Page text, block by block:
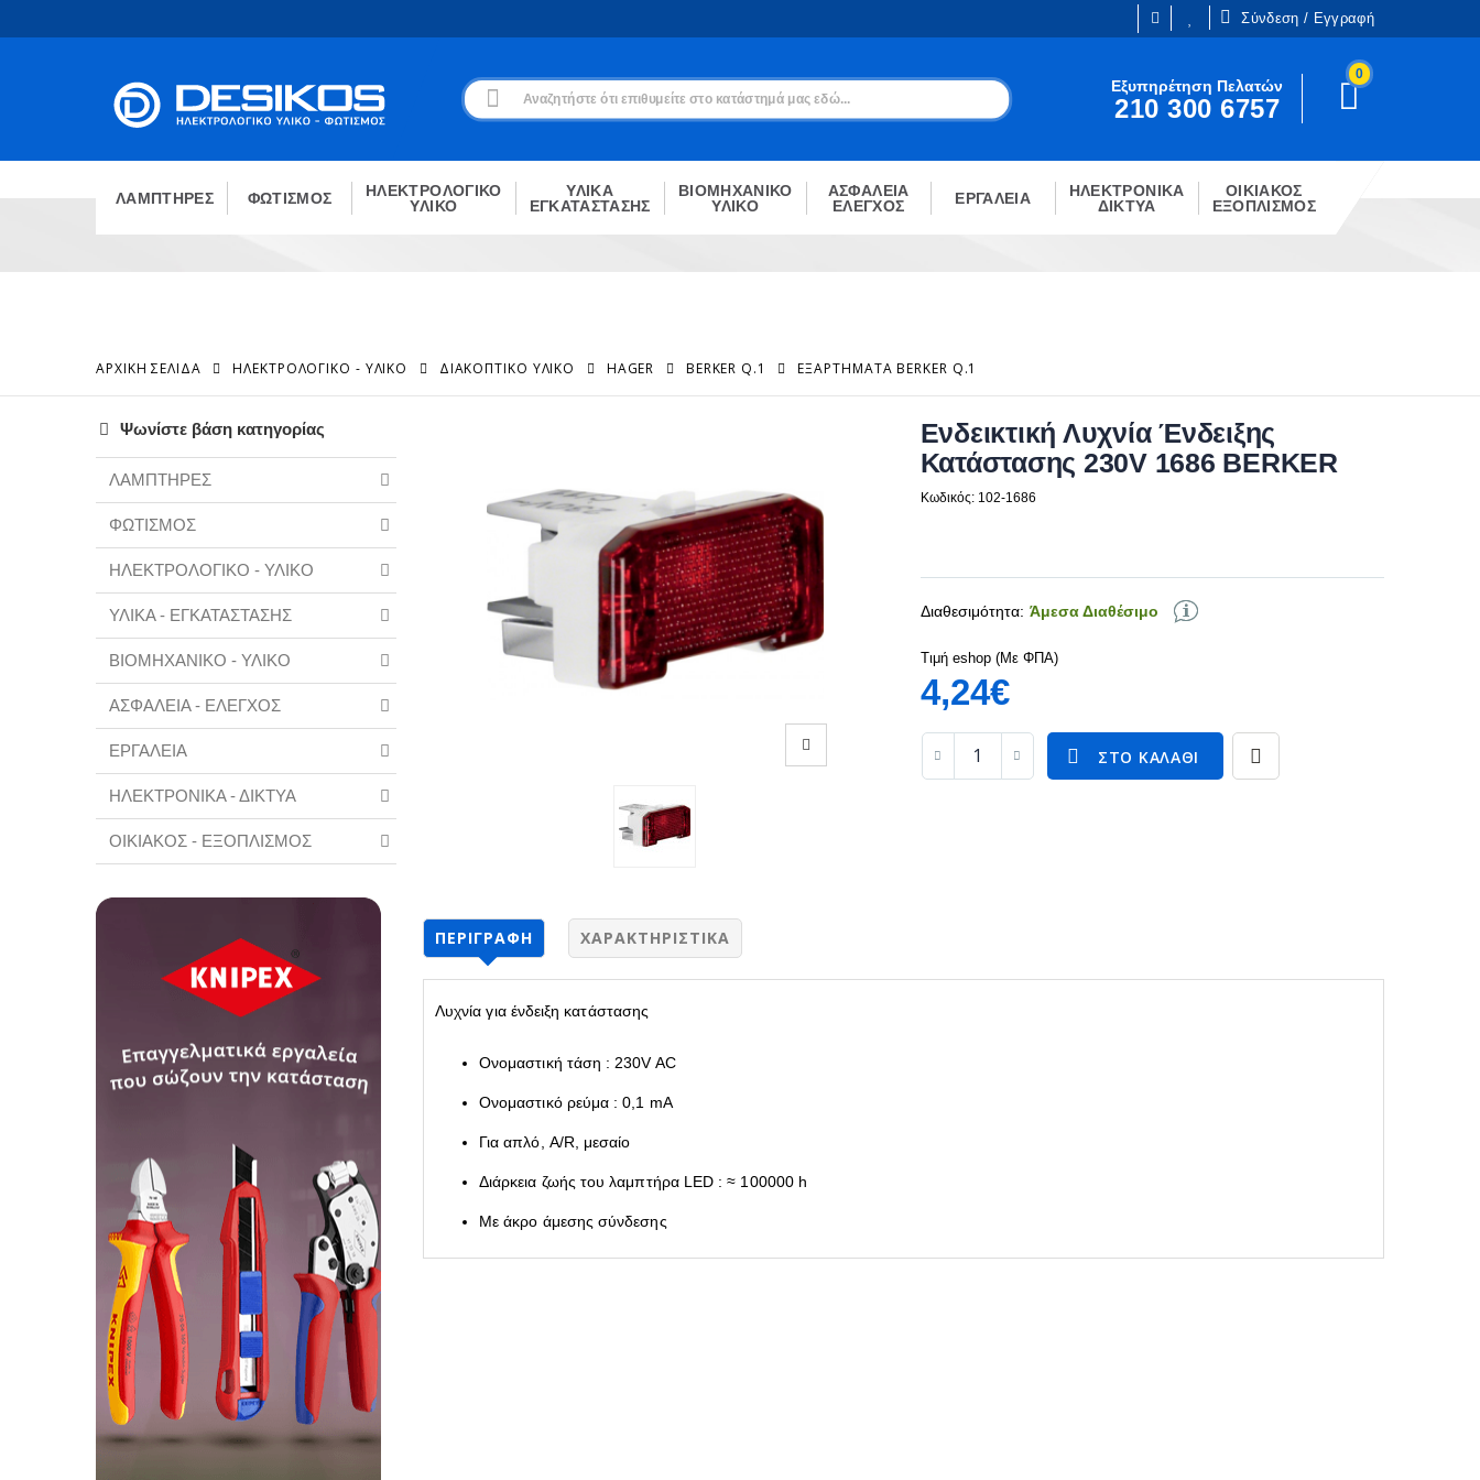
Σύνδεση / Εγγραφή
Εγγραφή
Δεν είσαι μέλος;
ΕΓΓΡΑΦΉ
Είμαι ήδη πελάτης
ΣΎΝΔΕΣΗ
Εξυπηρέτηση Πελατών
210 300 6757
0
ΛΑΜΠΤΗΡΕΣ ΦΩΤΙΣΜΟΣ
ΗΛΕΚΤΡΟΛΟΓΙΚΟ
ΥΛΙΚΟ
ΥΛΙΚΑ
ΕΓΚΑΤΑΣΤΑΣΗΣ
ΒΙΟΜΗΧΑΝΙΚΟ
ΥΛΙΚΟ
ΑΣΦΑΛΕΙΑ
ΕΛΕΓΧΟΣ
ΕΡΓΑΛΕΙΑ
ΗΛΕΚΤΡΟΝΙΚΑ
ΔΙΚΤΥΑ
ΟΙΚΙΑΚΟΣ
ΕΞΟΠΛΙΣΜΟΣ
ΑΡΧΙΚΉ ΣΕΛΊΔΑ ΗΛΕΚΤΡΟΛΟΓΙΚΟ - ΥΛΙΚΟ ΔΙΑΚΟΠΤΙΚΌ ΥΛΙΚΌ HAGER BERKER Q.1 ΕΞΑΡΤΉΜΑΤΑ BERKER Q.1
Ψωνίστε βάση κατηγορίας
ΛΑΜΠΤΗΡΕΣ
ΦΩΤΙΣΜΟΣ
ΗΛΕΚΤΡΟΛΟΓΙΚΟ - ΥΛΙΚΟ
ΥΛΙΚΑ - ΕΓΚΑΤΑΣΤΑΣΗΣ
ΒΙΟΜΗΧΑΝΙΚΟ - ΥΛΙΚΟ
ΑΣΦΑΛΕΙΑ - ΕΛΕΓΧΟΣ
ΕΡΓΑΛΕΙΑ
ΗΛΕΚΤΡΟΝΙΚΑ - ΔΙΚΤΥΑ
ΟΙΚΙΑΚΟΣ - ΕΞΟΠΛΙΣΜΟΣ
Ενδεικτική Λυχνία Ένδειξης
Κατάστασης 230V 1686 BERKER
Κωδικός: 102-1686
Διαθεσιμότητα: Άμεσα Διαθέσιμο
Τιμή eshop (Με ΦΠΑ)
4,24€
ΣΤΟ ΚΑΛΆΘΙ
ΠΕΡΙΓΡΑΦΉ ΧΑΡΑΚΤΗΡΙΣΤΙΚΆ
Λυχνία για ένδειξη κατάστασης
Ονομαστική τάση : 230V AC
Ονομαστικό ρεύμα : 0,1 mA
Για απλό, A/R, μεσαίο
Διάρκεια ζωής του λαμπτήρα LED : ≈ 100000 h
Με άκρο άμεσης σύνδεσης